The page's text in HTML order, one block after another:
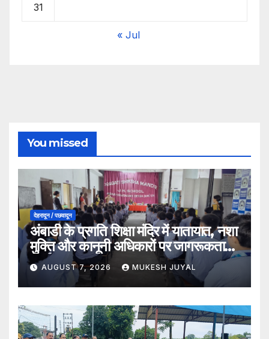
31
« Jul
You missed
देहरादून / पछवादून
अंबाडी के प्रगति शिक्षा मंदिर में यातायात, नशा
मुक्ति और कानूनी अधिकारों पर जागरूकता
कार्यक्रम
AUGUST 7, 2026 MUKESH JUYAL